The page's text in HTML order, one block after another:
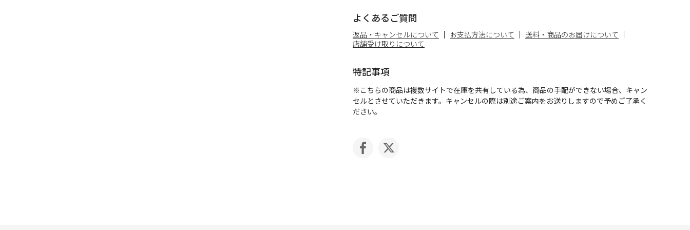
よくあるご質問
返品・キャンセルについて お支払方法について
送料・商品のお届けについて
店舗受け取りについて
特記事項
※こちらの商品は複数サイトで在庫を共有している為、商品の手配ができない場合、キャン
セルとさせていただきます。キャンセルの際は別途ご案内をお送りしますので予めご了承く
ださい。